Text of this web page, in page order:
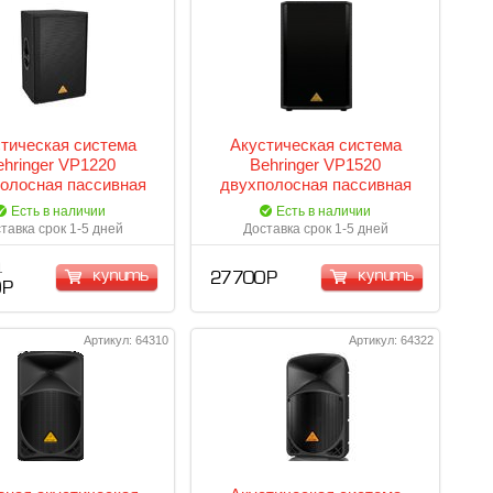
система
VP1220
пассивная
12"+1,75" 8Ом 55-
22000Гц
Есть в наличии
срок 1-5 дней
Р
купить
Акустическая система
Behringer VP1520
двухполосная пассивная
АС 15" 250Вт 50-22000Гц
8Ом
Есть в наличии
Доставка срок 1-5 дней
27 700 Р купить
Артикул: 64310 Артикул: 64322